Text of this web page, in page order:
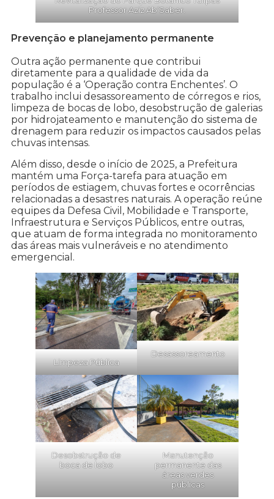
Professor Aziz Ab’Saber.
Prevenção e planejamento permanente
Outra ação permanente que contribui
diretamente para a qualidade de vida da
população é a ‘Operação contra Enchentes’. O
trabalho inclui desassoreamento de córregos e rios,
limpeza de bocas de lobo, desobstrução de galerias
por hidrojateamento e manutenção do sistema de
drenagem para reduzir os impactos causados pelas
chuvas intensas.
Além disso, desde o início de 2025, a Prefeitura
mantém uma Força-tarefa para atuação em
períodos de estiagem, chuvas fortes e ocorrências
relacionadas a desastres naturais. A operação reúne
equipes da Defesa Civil, Mobilidade e Transporte,
Infraestrutura e Serviços Públicos, entre outras,
que atuam de forma integrada no monitoramento
das áreas mais vulneráveis e no atendimento
emergencial.
Limpeza Pública
Desassoreamento
Desobstrução de
boca de lobo
Manutenção
permanente das
áreas verdes
públicas